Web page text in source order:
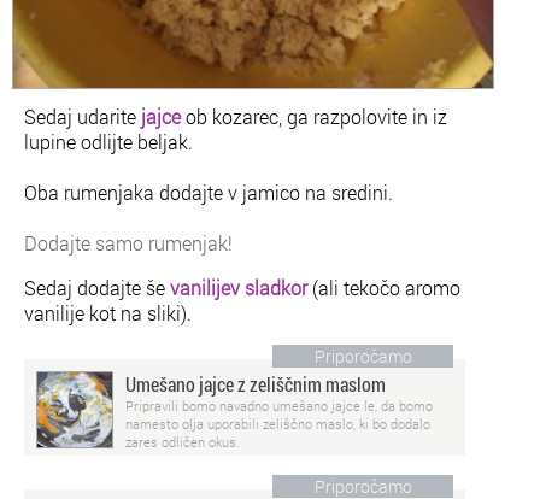
Sedaj udarite jajceob kozarec, ga razpolovite in iz
lupine odlijte beljak.
Oba rumenjaka dodajte v jamico na sredini.
Dodajte samo rumenjak!
Sedaj dodajte ševanilijev sladkor(ali tekočo aromo
vanilije kot na sliki).
Priporočamo
Umešano jajce z zeliščnim maslom
Pripravili bomo navadno umešano jajce le, da bomo
namesto olja uporabili zeliščno maslo, ki bo dodalo
zares odličen okus.
Priporočamo